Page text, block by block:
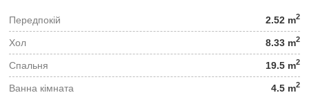
Передпокій 2.52 m2
Хол 8.33 m2
Спальня 19.5 m2
Ванна кімната 4.5 m2